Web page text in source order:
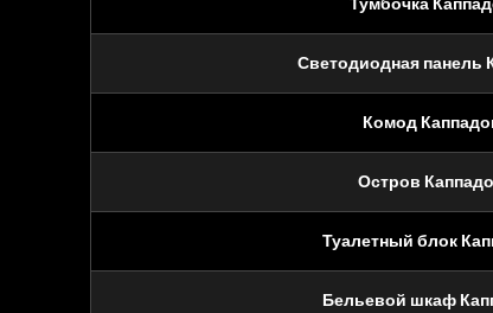
Светодиодная панель
Комод
Остров
Туалетный блок
Бельевой шкаф